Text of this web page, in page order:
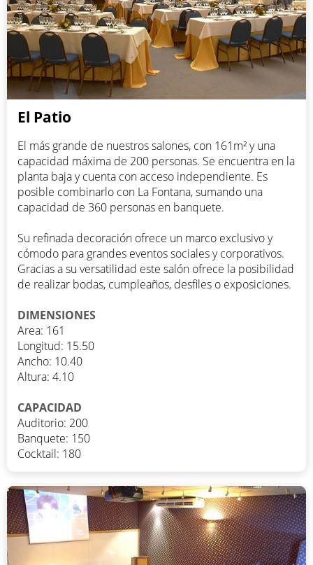
El Patio
El más grande de nuestros salones, con 161m² y una
capacidad máxima de 200 personas. Se encuentra en la
planta baja y cuenta con acceso independiente. Es
posible combinarlo con La Fontana, sumando una
capacidad de 360 personas en banquete.
Su refinada decoración ofrece un marco exclusivo y
cómodo para grandes eventos sociales y corporativos.
Gracias a su versatilidad este salón ofrece la posibilidad
de realizar bodas, cumpleaños, desfiles o exposiciones.
DIMENSIONES
Area: 161
Longitud: 15.50
Ancho: 10.40
Altura: 4.10
CAPACIDAD
Auditorio: 200
Banquete: 150
Cocktail: 180